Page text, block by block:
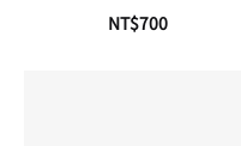
NT$700